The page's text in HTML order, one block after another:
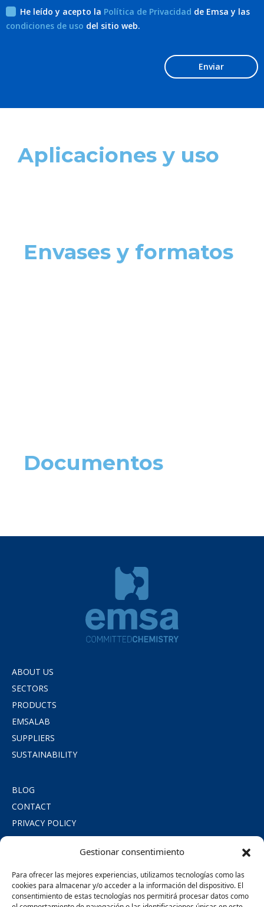
Gestionar consentimiento
Para ofrecer las mejores experiencias, utilizamos tecnologías como las
cookies para almacenar y/o acceder a la información del dispositivo. El
consentimiento de estas tecnologías nos permitirá procesar datos como
He leído y acepto la Política de Privacidad de Emsa y las
condiciones de uso del sitio web.
Enviar
Aplicaciones y uso
Envases y formatos
Documentos
ABOUT US
SECTORS
PRODUCTS
EMSALAB
SUPPLIERS
SUSTAINABILITY
BLOG
CONTACT
PRIVACY POLICY
COOKIE POLICY
SOCIAL COMMITMENT